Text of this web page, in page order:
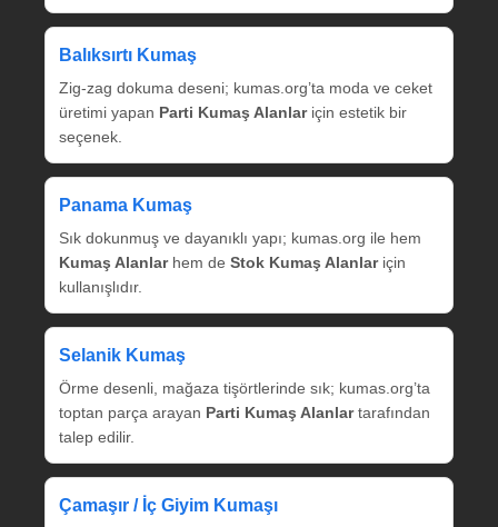
Balıksırtı Kumaş
Zig‑zag dokuma deseni; kumas.org’ta moda ve ceket
üretimi yapan Parti Kumaş Alanlariçin estetik bir
seçenek.
Panama Kumaş
Sık dokunmuş ve dayanıklı yapı; kumas.org ile hem
Kumaş Alanlarhem de Stok Kumaş Alanlariçin
kullanışlıdır.
Selanik Kumaş
Örme desenli, mağaza tişörtlerinde sık; kumas.org’ta
toptan parça arayan Parti Kumaş Alanlartarafından
talep edilir.
Çamaşır / İç Giyim Kumaşı